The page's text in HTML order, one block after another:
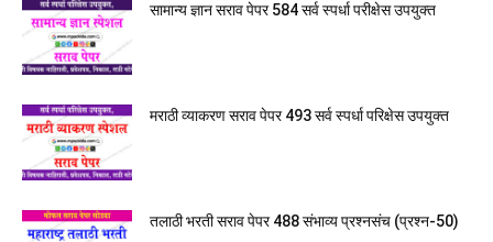
सामान्य ज्ञान सराव पेपर 584 सर्व स्पर्धा परीक्षेस उपयुक्त
मराठी व्याकरण सराव पेपर 493 सर्व स्पर्धा परिक्षेस उपयुक्त
तलाठी भरती सराव पेपर 488 संभाव्य प्रश्नसंच (प्रश्न-50)